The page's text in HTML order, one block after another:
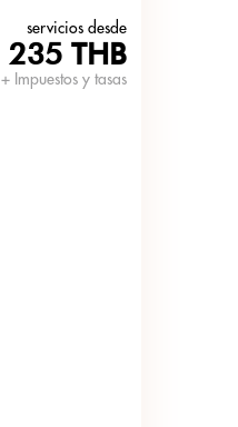
servicios desde
235 THB
+ Impuestos y tasas